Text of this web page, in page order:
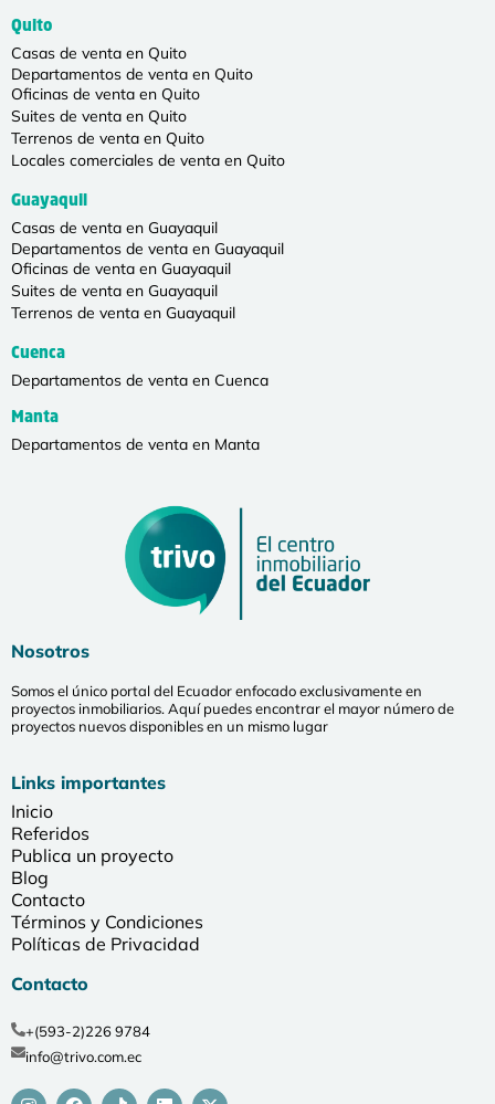
Quito
Casas de venta en Quito
Departamentos de venta en Quito
Oficinas de venta en Quito
Suites de venta en Quito
Terrenos de venta en Quito
Locales comerciales de venta en Quito
Guayaquil
Casas de venta en Guayaquil
Departamentos de venta en Guayaquil
Oficinas de venta en Guayaquil
Suites de venta en Guayaquil
Terrenos de venta en Guayaquil
Cuenca
Departamentos de venta en Cuenca
Manta
Departamentos de venta en Manta
Nosotros
Somos el único portal del Ecuador enfocado exclusivamente en
proyectos inmobiliarios. Aquí puedes encontrar el mayor número de
proyectos nuevos disponibles en un mismo lugar
Links importantes
Inicio
Referidos
Publica un proyecto
Blog
Contacto
Términos y Condiciones
Políticas de Privacidad
Contacto
+(593-2)226 9784
info@trivo.com.ec